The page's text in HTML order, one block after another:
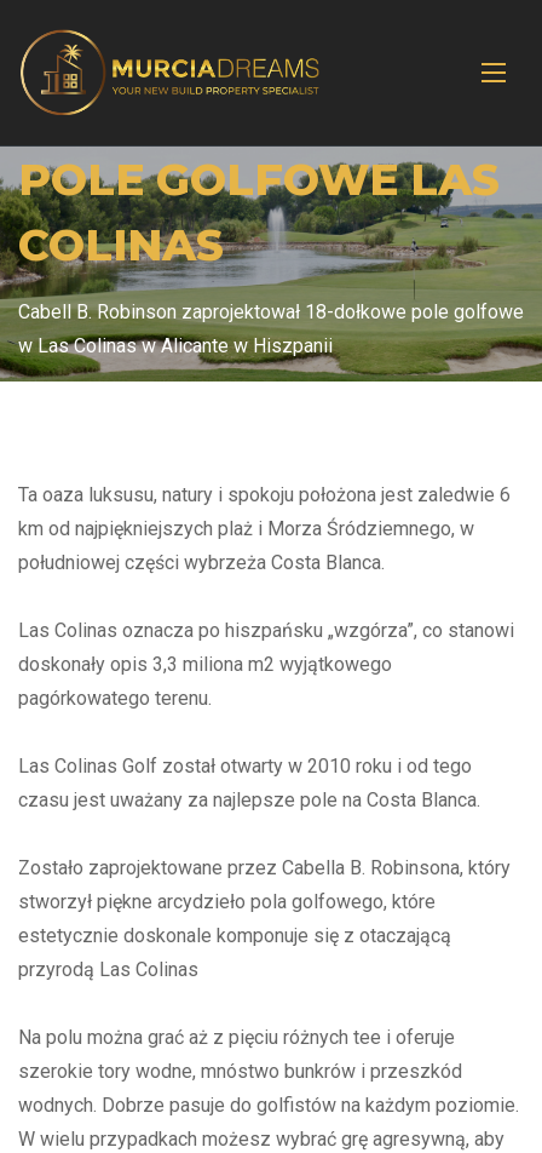
POLE GOLFOWE LAS
COLINAS
Cabell B. Robinson zaprojektował 18-dołkowe pole golfowe
w Las Colinas w Alicante w Hiszpanii
Ta oaza luksusu, natury i spokoju położona jest zaledwie 6
km od najpiękniejszych plaż i Morza Śródziemnego, w
południowej części wybrzeża Costa Blanca.
Las Colinas oznacza po hiszpańsku „wzgórza”, co stanowi
doskonały opis 3,3 miliona m2 wyjątkowego
pagórkowatego terenu.
Las Colinas Golf został otwarty w 2010 roku i od tego
czasu jest uważany za najlepsze pole na Costa Blanca.
Zostało zaprojektowane przez Cabella B. Robinsona, który
stworzył piękne arcydzieło pola golfowego, które
estetycznie doskonale komponuje się z otaczającą
przyrodą Las Colinas
Na polu można grać aż z pięciu różnych tee i oferuje
szerokie tory wodne, mnóstwo bunkrów i przeszkód
wodnych. Dobrze pasuje do golfistów na każdym poziomie.
W wielu przypadkach możesz wybrać grę agresywną, aby